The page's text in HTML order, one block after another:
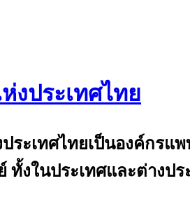
ประเทศไทย
ะเทศไทยเป็นองค์กร
งในประเทศและต่างปร